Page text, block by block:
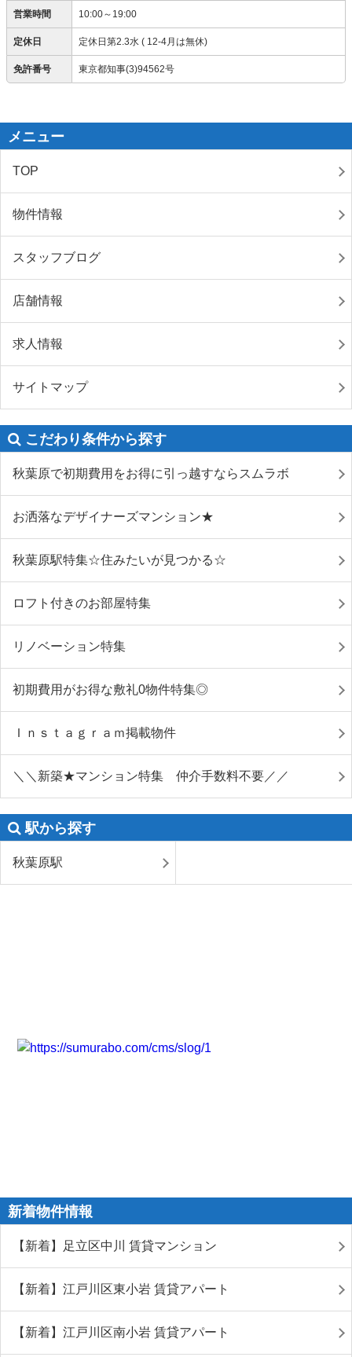
営業時間 10:00～19:00
定休日 定休日第2.3水 ( 12-4月は無休)
免許番号 東京都知事(3)94562号
メニュー
TOP
物件情報
スタッフブログ
店舗情報
求人情報
サイトマップ
こだわり条件から探す
秋葉原で初期費用をお得に引っ越すならスムラボ
お洒落なデザイナーズマンション★
秋葉原駅特集☆住みたいが見つかる☆
ロフト付きのお部屋特集
リノベーション特集
初期費用がお得な敷礼0物件特集◎
Ｉｎｓｔａｇｒａｍ掲載物件
＼＼新築★マンション特集 仲介手数料不要／／
駅から探す
秋葉原駅
新着物件情報
【新着】足立区中川 賃貸マンション
【新着】江戸川区東小岩 賃貸アパート
【新着】江戸川区南小岩 賃貸アパート